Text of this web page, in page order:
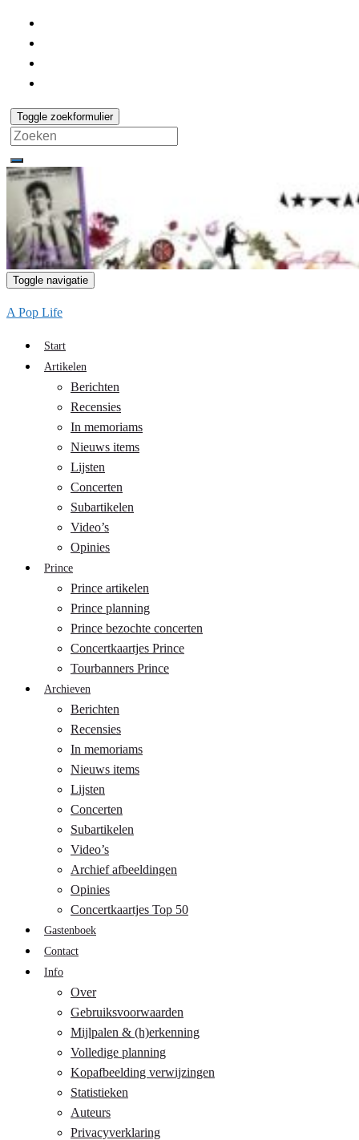
Toggle zoekformulier
Search
for:
Toggle navigatie
A Pop Life
Start
Artikelen
Berichten
Recensies
In memoriams
Nieuws items
Lijsten
Concerten
Subartikelen
Video’s
Opinies
Prince
Prince artikelen
Prince planning
Prince bezochte concerten
Concertkaartjes Prince
Tourbanners Prince
Archieven
Berichten
Recensies
In memoriams
Nieuws items
Lijsten
Concerten
Subartikelen
Video’s
Archief afbeeldingen
Opinies
Concertkaartjes Top 50
Gastenboek
Contact
Info
Over
Gebruiksvoorwaarden
Mijlpalen & (h)erkenning
Volledige planning
Kopafbeelding verwijzingen
Statistieken
Auteurs
Privacyverklaring